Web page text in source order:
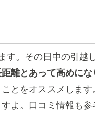
す。その日中の引越
離とあって高めにな
とをオススメしま
よ。口コミ情報も参